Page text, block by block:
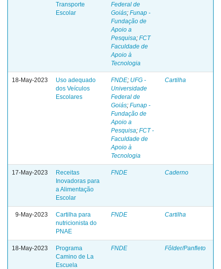
Transporte
Escolar
Federal de
Goiás; Funap -
Fundação de
Apoio a
Pesquisa; FCT
Faculdade de
Apoio à
Tecnologia
18-May-2023
Uso adequado
dos Veículos
Escolares
FNDE; UFG -
Universidade
Federal de
Goiás; Funap -
Fundação de
Apoio a
Pesquisa; FCT -
Faculdade de
Apoio à
Tecnologia
Cartilha
17-May-2023
Receitas
Inovadoras para
a Alimentação
Escolar
FNDE Caderno
9-May-2023
Cartilha para
nutricionista do
PNAE
FNDE Cartilha
18-May-2023
Programa
Camino de La
Escuela
FNDE Fôlder/Panfleto